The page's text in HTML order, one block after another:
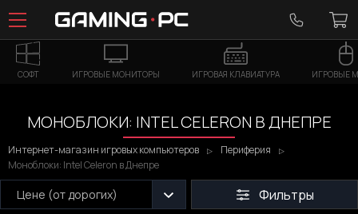
СОФТ ИГРОВЫЕ МОНИТОРЫ ИГРОВАЯ КЛАВИАТУРА ИГРОВЫЕ
МОНОБЛОКИ: INTEL CELERON В ДНЕПРЕ
Интернет-магазин игровых компьютеров
Периферия
Моноблоки: Intel Celeron в Днепре
Цене (от дорогих) Фильтры